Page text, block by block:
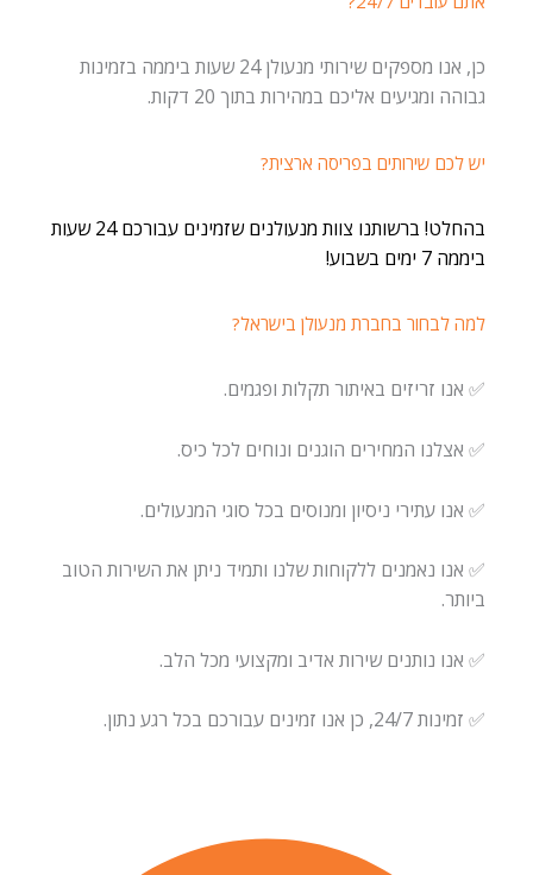
כן, אנו מספקים שירותי מנעולן 24 שעות ביממה בזמינות
גבוהה ומגיעים אליכם במהירות בתוך 20 דקות.
יש לכם שירותים בפריסה ארצית?
בהחלט! ברשותנו צוות מנעולנים שזמינים עבורכם 24 שעות
ביממה 7 ימים בשבוע!
למה לבחור בחברת מנעולן בישראל?
✅ אנו זריזים באיתור תקלות ופגמים.
✅ אצלנו המחירים הוגנים ונוחים לכל כיס.
✅ אנו עתירי ניסיון ומנוסים בכל סוגי המנעולים.
✅ אנו נאמנים ללקוחות שלנו ותמיד ניתן את השירות הטוב
ביותר.
✅ אנו נותנים שירות אדיב ומקצועי מכל הלב.
✅ זמינות 24/7, כן אנו זמינים עבורכם בכל רגע נתון.